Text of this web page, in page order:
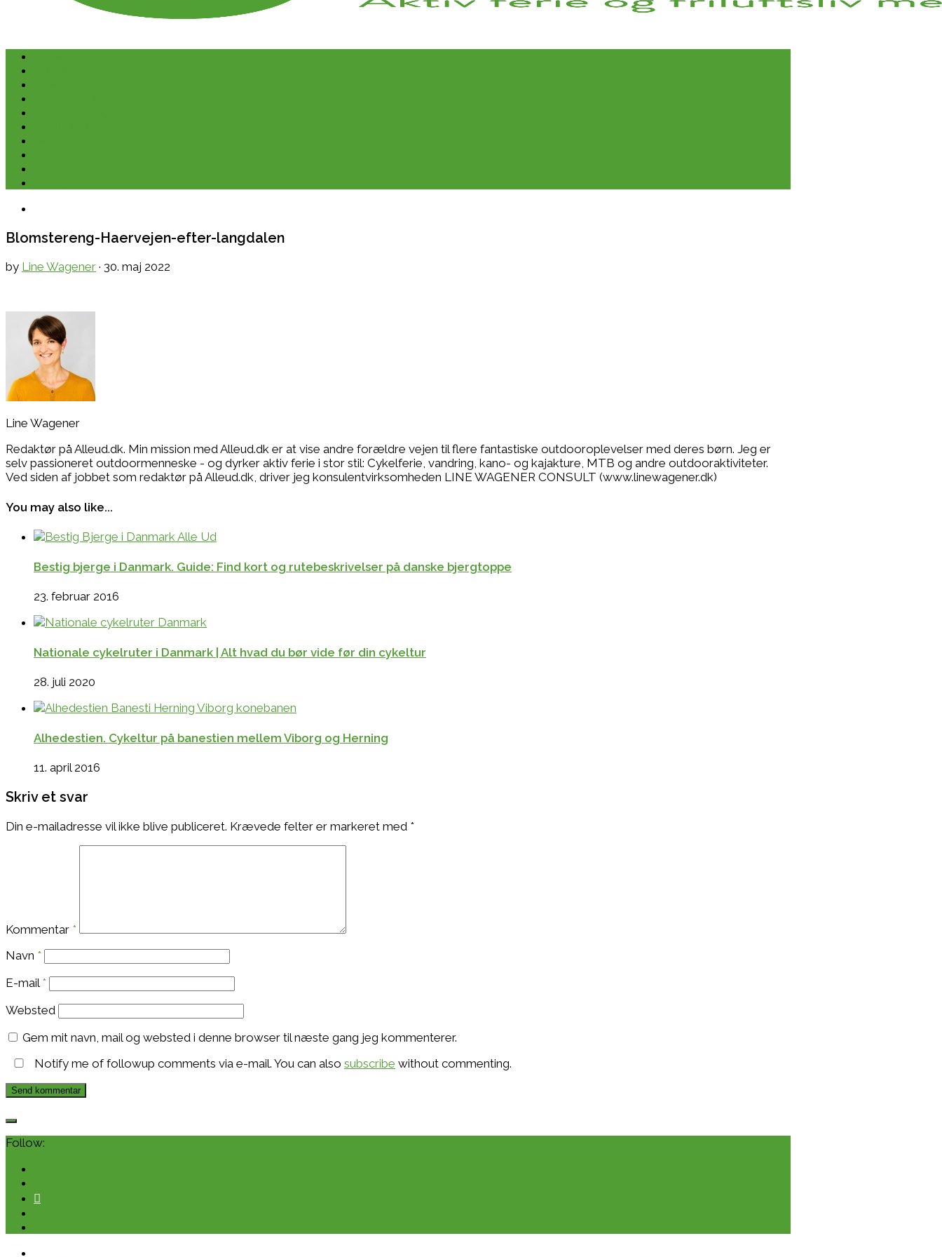
Blomstereng-Haervejen-efter-langdalen
by Line Wagener · 30. maj 2022
Line Wagener
Redaktør på Alleud.dk. Min mission med Alleud.dk er at vise andre forældre vejen til flere fantastiske outdooroplevelser med deres børn. Jeg er
selv passioneret outdoormenneske - og dyrker aktiv ferie i stor stil: Cykelferie, vandring, kano- og kajakture, MTB og andre outdooraktiviteter.
Ved siden af jobbet som redaktør på Alleud.dk, driver jeg konsulentvirksomheden LINE WAGENER CONSULT (www.linewagener.dk)
You may also like...
Bestig bjerge i Danmark. Guide: Find kort og rutebeskrivelser på danske bjergtoppe
23. februar 2016
Nationale cykelruter i Danmark | Alt hvad du bør vide før din cykeltur
28. juli 2020
Alhedestien. Cykeltur på banestien mellem Viborg og Herning
11. april 2016
Skriv et svar
Din e-mailadresse vil ikke blive publiceret. Krævede felter er markeret med *
Kommentar *
Navn *
E-mail *
Websted
Gem mit navn, mail og websted i denne browser til næste gang jeg kommenterer.
Notify me of followup comments via e-mail. You can also subscribe without commenting.
Follow: